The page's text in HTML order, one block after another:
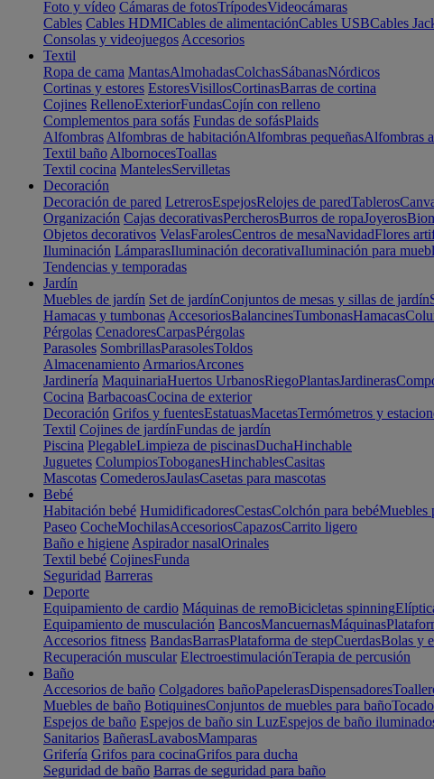
Foto y vídeo Cámaras de fotosTrípodesVideocámaras
Cables Cables HDMICables de alimentaciónCables USBCables
Consolas y videojuegos Accesorios
Textil
Ropa de cama MantasAlmohadasColchasSábanasNórdicos
Cortinas y estores EstoresVisillosCortinasBarras de cortina
Cojines RellenoExteriorFundasCojín con relleno
Complementos para sofás Fundas de sofásPlaids
Alfombras Alfombras de habitaciónAlfombras pequeñasAlfombras
Textil baño AlbornocesToallas
Textil cocina MantelesServilletas
Decoración
Decoración de pared LetrerosEspejosRelojes de paredTableros
Organización Cajas decorativasPercherosBurros de ropaJoyeros
Objetos decorativos VelasFarolesCentros de mesaNavidadFlores
Iluminación LámparasIluminación decorativaIluminación para
Tendencias y temporadas
Jardín
Muebles de jardín Set de jardínConjuntos de mesas y sillas de jardín
Hamacas y tumbonas AccesoriosBalancinesTumbonasHamacas
Pérgolas CenadoresCarpasPérgolas
Parasoles SombrillasParasolesToldos
Almacenamiento ArmariosArcones
Jardinería MaquinariaHuertos UrbanosRiegoPlantasJardineras
Cocina BarbacoasCocina de exterior
Decoración Grifos y fuentesEstatuasMacetasTermómetros y
Textil Cojines de jardínFundas de jardín
Piscina PlegableLimpieza de piscinasDuchaHinchable
Juguetes ColumpiosToboganesHinchablesCasitas
Mascotas ComederosJaulasCasetas para mascotas
Bebé
Habitación bebé HumidificadoresCestasColchón para bebéMuebles
Paseo CocheMochilasAccesoriosCapazosCarrito ligero
Baño e higiene Aspirador nasalOrinales
Textil bebé CojinesFunda
Seguridad Barreras
Deporte
Equipamiento de cardio Máquinas de remoBicicletas spinning
Equipamiento de musculación BancosMancuernasMáquinas
Accesorios fitness BandasBarrasPlataforma de stepCuerdasBolas y
Recuperación muscular ElectroestimulaciónTerapia de percusión
Baño
Accesorios de baño Colgadores bañoPapelerasDispensadores
Muebles de baño BotiquinesConjuntos de muebles para baño
Espejos de baño Espejos de baño sin LuzEspejos de baño
Sanitarios BañerasLavabosMamparas
Grifería Grifos para cocinaGrifos para ducha
Seguridad de baño Barras de seguridad para baño